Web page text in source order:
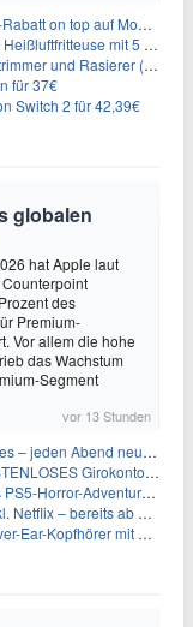
auf Mode- und Sport-Artikel
mit 5 Litern für 64,99€
Rasierer (All in One) für 16€
für 37€
Switch 2 für 42,39€
globalen
hat Apple laut
des
Premium-
Vor allem die hohe
das Wachstum
Segment
vor 13 Stunden
neue Deals zum Stöbern
Santander – 50€ schon nach 1 Woche!
Adventure für 27,99€
ab 9€/Monat (statt 17,99€)
mit ANC für 149,99€